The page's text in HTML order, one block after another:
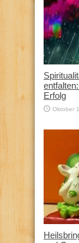
Erfolg
Oktober